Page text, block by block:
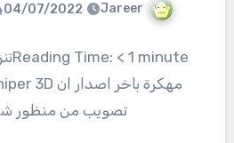
Jareer
04/07/2022
تصويب من منظور